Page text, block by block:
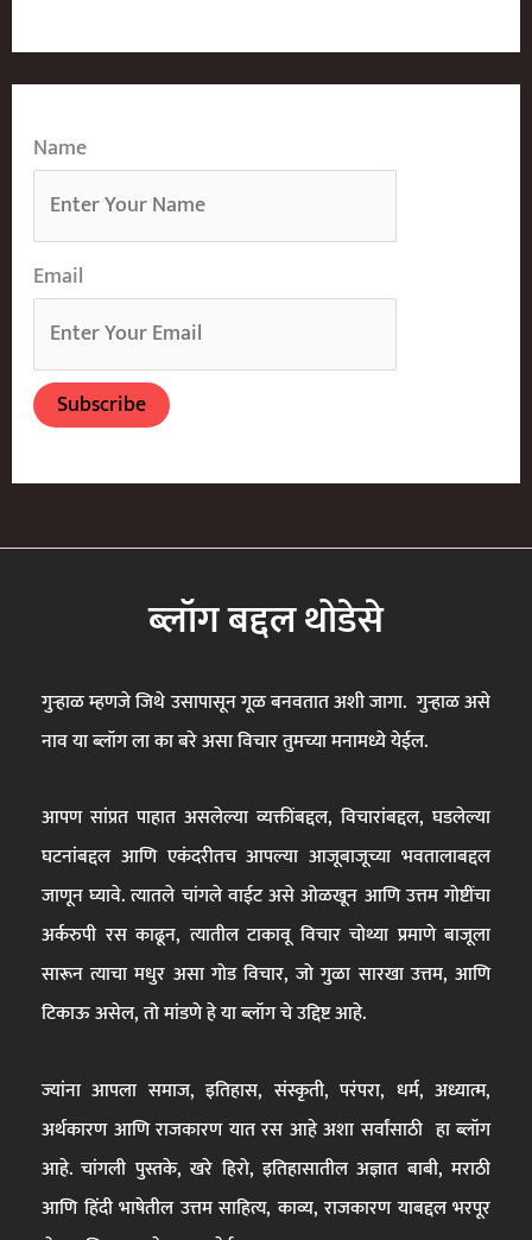
Name
Email
ब्लॉग बद्दल थोडेसे
गुऱ्हाळ म्हणजे जिथे उसापासून गूळ बनवतात अशी जागा. गुऱ्हाळ असे
नाव या ब्लॉग ला का बरे असा विचार तुमच्या मनामध्ये येईल.
आपण सांप्रत पाहात असलेल्या व्यक्तींबद्दल, विचारांबद्दल, घडलेल्या
घटनांबद्दल आणि एकंदरीतच आपल्या आजूबाजूच्या भवतालाबद्दल
जाणून घ्यावे. त्यातले चांगले वाईट असे ओळखून आणि उत्तम गोष्टींचा
अर्करुपी रस काढून, त्यातील टाकावू विचार चोथ्या प्रमाणे बाजूला
सारून त्याचा मधुर असा गोड विचार, जो गुळा सारखा उत्तम, आणि
टिकाऊ असेल, तो मांडणे हे या ब्लॉग चे उद्दिष्ट आहे.
ज्यांना आपला समाज, इतिहास, संस्कृती, परंपरा, धर्म, अध्यात्म,
अर्थकारण आणि राजकारण यात रस आहे अशा सर्वांसाठी हा ब्लॉग
आहे. चांगली पुस्तके, खरे हिरो, इतिहासातील अज्ञात बाबी, मराठी
आणि हिंदी भाषेतील उत्तम साहित्य, काव्य, राजकारण याबद्दल भरपूर